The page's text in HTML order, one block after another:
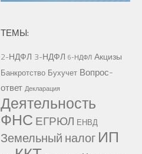
ТЕМЫ:
2-НДФЛ 3-НДФЛ 6-НДФЛ Акцизы
Банкротство Бухучет Вопрос-
ответ Декларация
Деятельность
ФНС ЕГРЮЛ ЕНВД
Земельный налог ИП